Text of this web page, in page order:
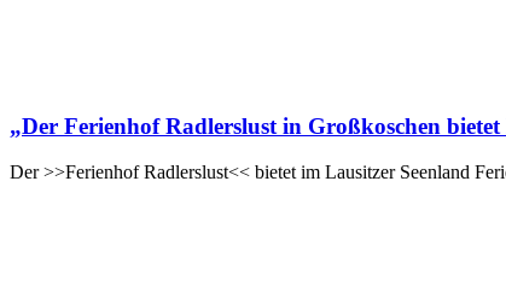
„Der Ferienhof Radlerslust in Großkoschen
Der >>Ferienhof Radlerslust<< bietet im Lausitzer Seenland